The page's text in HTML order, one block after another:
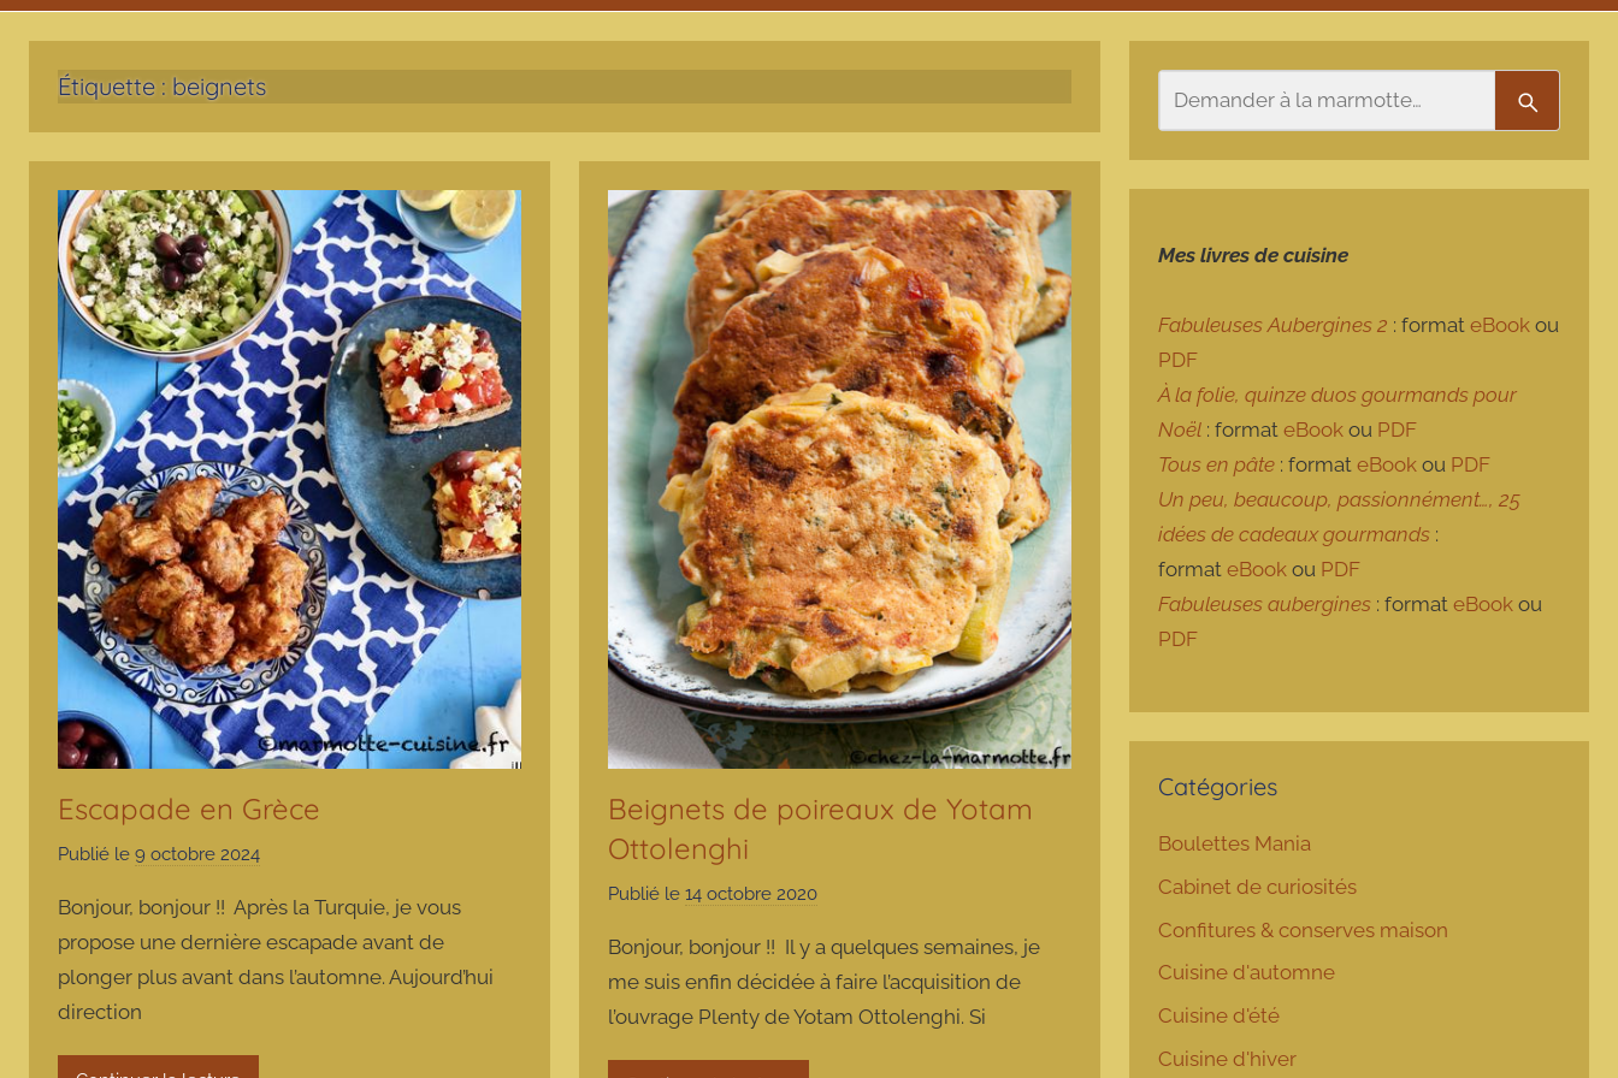
Étiquette : beignets
Escapade en Grèce
Publié le 9 octobre 2024
r
m
a
Bonjour, bonjour !! Après la Turquie, je vous
propose une dernière escapade avant de
plonger plus avant dans l’automne. Aujourd’hui
direction
Beignets de poireaux de Yotam
Ottolenghi
Publié le14 octobre 2020
r
m
a
Bonjour, bonjour !! Il y a quelques semaines, je
me suis enfin décidée à faire l’acquisition de
l’ouvrage Plenty de Yotam Ottolenghi. Si
Mes livres de cuisine
Fabuleuses Aubergines 2 : formateBook ou
PDF
À la folie, quinze duos gourmands pour
Noël : formateBook ou PDF
Tous en pâte : formateBook ou PDF
Un peu, beaucoup, passionnément…, 25
idées de cadeaux gourmands :
formateBook ou PDF
Fabuleuses aubergines : formateBook ou
PDF
Catégories
Boulettes Mania
Cabinet de curiosités
Confitures & conserves maison
Cuisine d'automne
Cuisine d'été
Cuisine d'hiver